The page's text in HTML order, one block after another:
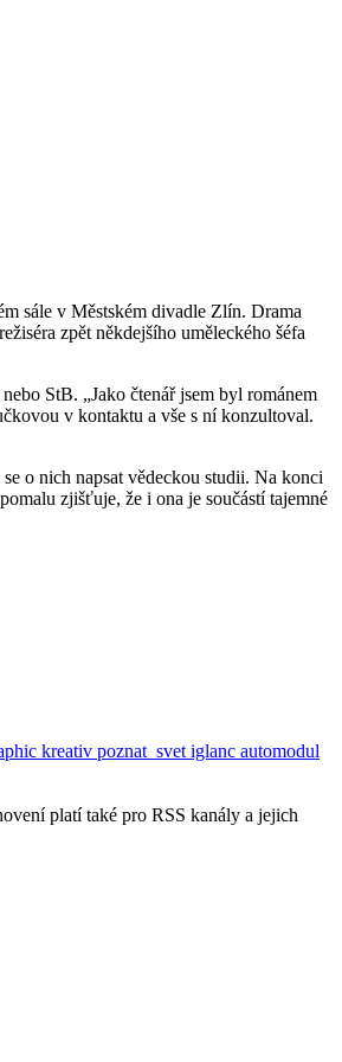
sále v Městském divadle Zlín. Drama
zpět někdejšího uměleckého šéfa
StB. „Jako čtenář jsem byl románem
v kontaktu a vše s ní konzultoval.
o nich napsat vědeckou studii. Na konci
zjišťuje, že i ona je součástí tajemné
kreativ poznat_svet iglanc automodul
platí také pro RSS kanály a jejich